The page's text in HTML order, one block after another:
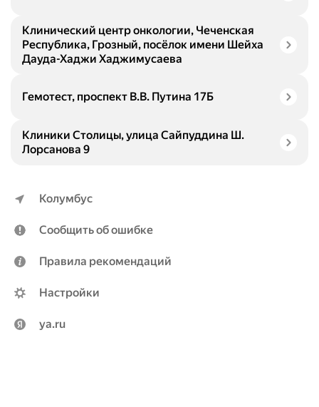
Клинический центр онкологии, Чеченская
Республика, Грозный, посёлок имени Шейха
Дауда-Хаджи Хаджимусаева
Гемотест, проспект В.В. Путина 17Б
Клиники Столицы, улица Сайпуддина Ш.
Лорсанова 9
Колумбус
Сообщить об ошибке
Правила рекомендаций
Настройки
ya.ru